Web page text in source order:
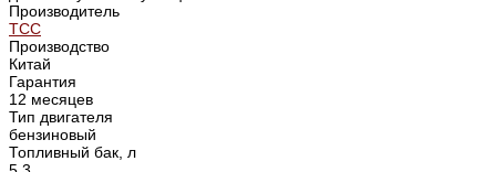
Производитель
ТСС
Производство
Китай
Гарантия
12 месяцев
Тип двигателя
бензиновый
Топливный бак, л